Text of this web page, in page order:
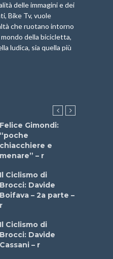
delle immagini e dei
Bike Tv, vuole
che ruotano intorno
della bicicletta,
ludica, sia quella più
Felice Gimondi:
“poche
chiacchiere e
menare” – r
Il Ciclismo di
Brocci: Davide
Boifava – 2a parte –
r
Il Ciclismo di
Brocci: Davide
Cassani – r